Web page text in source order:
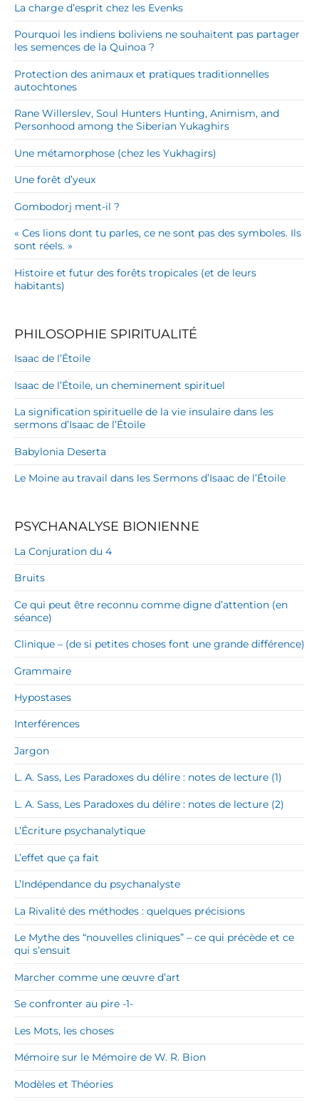
La charge d’esprit chez les Evenks
Pourquoi les indiens boliviens ne souhaitent pas partager
les semences de la Quinoa ?
Protection des animaux et pratiques traditionnelles
autochtones
Rane Willerslev, Soul Hunters Hunting, Animism, and
Personhood among the Siberian Yukaghirs
Une métamorphose (chez les Yukhagirs)
Une forêt d’yeux
Gombodorj ment-il ?
« Ces lions dont tu parles, ce ne sont pas des symboles. Ils
sont réels. »
Histoire et futur des forêts tropicales (et de leurs
habitants)
PHILOSOPHIE SPIRITUALITÉ
Isaac de l’Étoile
Isaac de l’Étoile, un cheminement spirituel
La signification spirituelle de la vie insulaire dans les
sermons d’Isaac de l’Étoile
Babylonia Deserta
Le Moine au travail dans les Sermons d’Isaac de l’Étoile
PSYCHANALYSE BIONIENNE
La Conjuration du 4
Bruits
Ce qui peut être reconnu comme digne d’attention (en
séance)
Clinique – (de si petites choses font une grande différence)
Grammaire
Hypostases
Interférences
Jargon
L. A. Sass, Les Paradoxes du délire : notes de lecture (1)
L. A. Sass, Les Paradoxes du délire : notes de lecture (2)
L’Écriture psychanalytique
L’effet que ça fait
L’Indépendance du psychanalyste
La Rivalité des méthodes : quelques précisions
Le Mythe des “nouvelles cliniques” – ce qui précède et ce
qui s’ensuit
Marcher comme une œuvre d’art
Se confronter au pire -1-
Les Mots, les choses
Mémoire sur le Mémoire de W. R. Bion
Modèles et Théories